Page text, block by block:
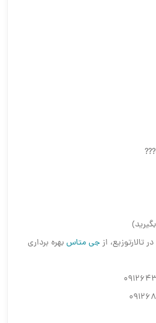
ازجی متاسبهره برداری